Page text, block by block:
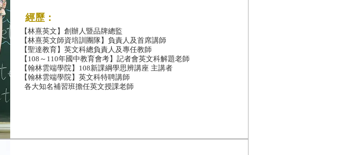
經歷：
【林熹英文】創辦人暨品牌總監
【林熹英文師資培訓團隊】負責人及首席講師
【聖達教育】英文科總負責人及專任教師
【108～110年國中教育會考】記者會英文科解題老師
【翰林雲端學院】108新課綱學思辨講座 主講者
【翰林雲端學院】英文科特聘講師
各大知名補習班擔任英文授課老師